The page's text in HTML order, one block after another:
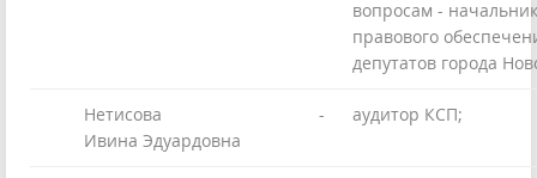
вопросам -
правового
депутатов города
Нетисова
Ивина Эдуардовна
- аудитор КСП;